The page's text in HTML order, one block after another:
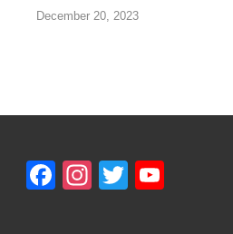
December 20, 2023
Facebook
Instagram
Twitter